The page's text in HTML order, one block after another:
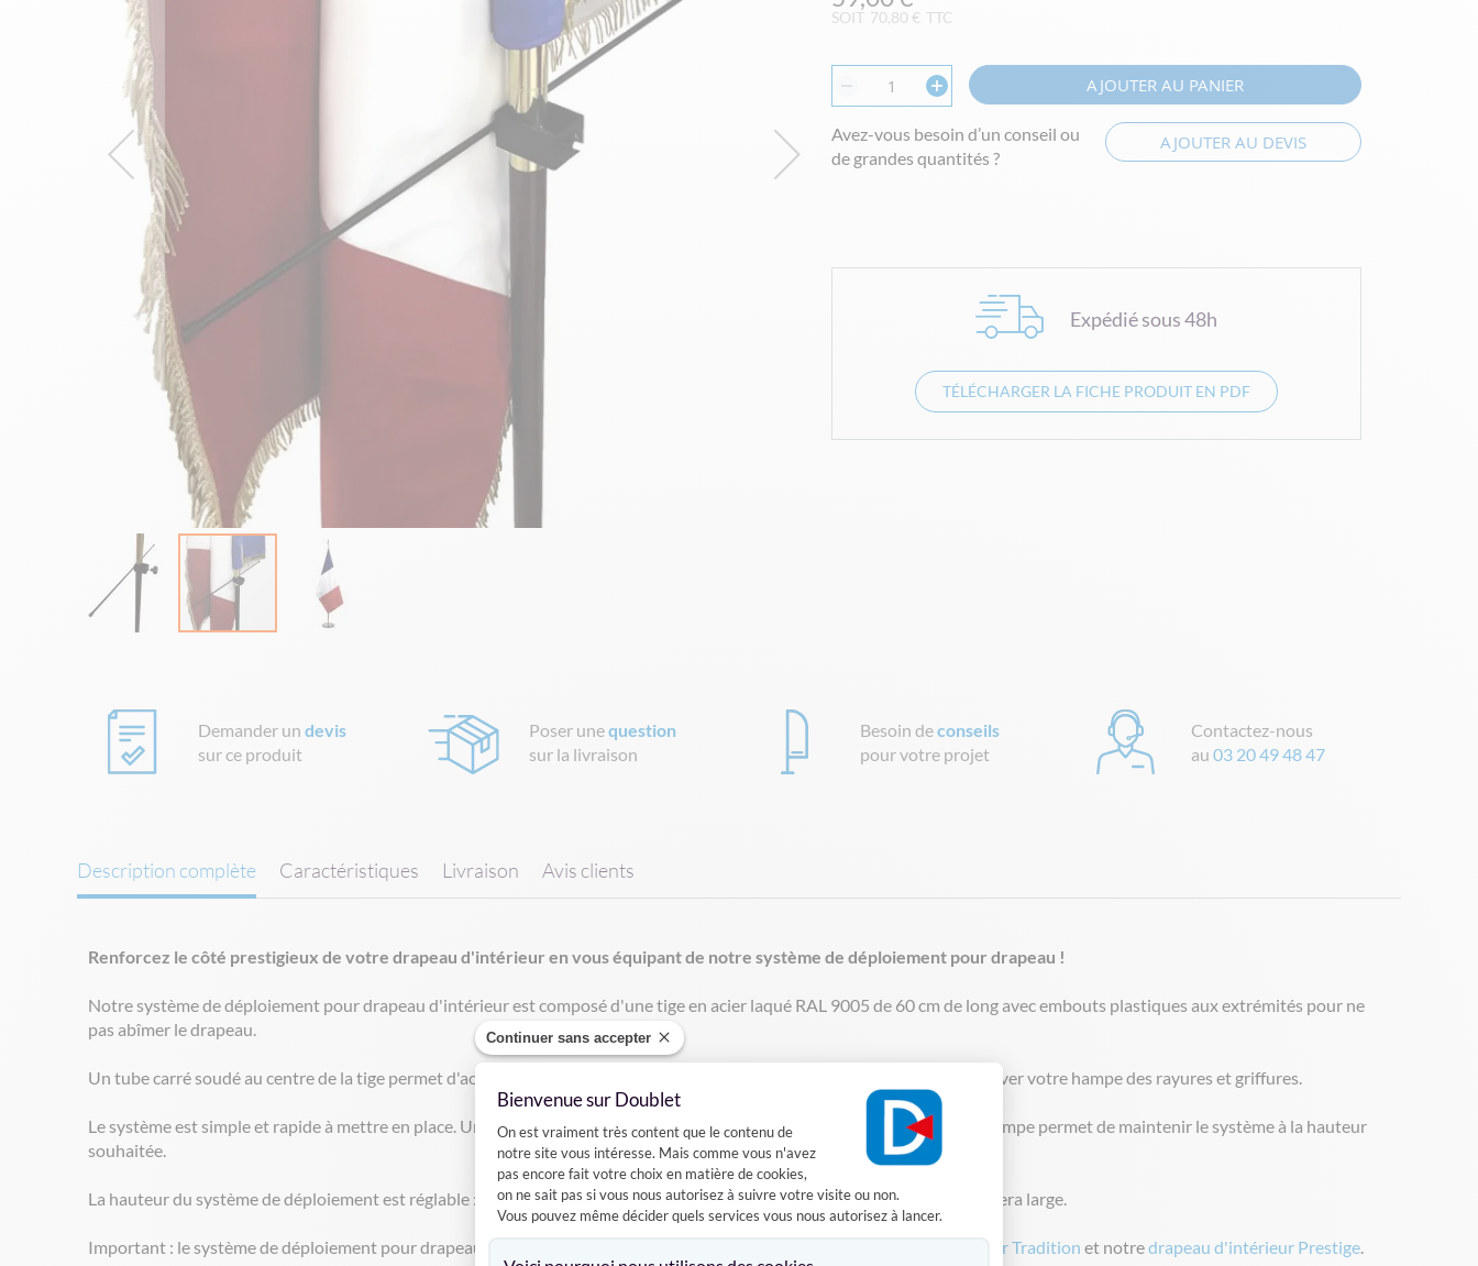
Continuer sans accepter
Bienvenue sur Doublet
Plateforme de Gestion du Consentement : Personnalisez vos Options
On est vraiment très content que le contenu de
notre site vous intéresse. Mais comme vous n'avez
pas encore fait votre choix en matière de cookies,
on ne sait pas si vous nous autorisez à suivre votre visite ou non.
Vous pouvez même décider quels services vous nous autorisez à lancer.
SOIT 70,80 € TTC
AJOUTER AU PANIER
Avez-vous besoin d’un conseil ou
de grandes quantités ?
AJOUTER AU DEVIS
Expédié sous 48h
TÉLÉCHARGER LA FICHE PRODUIT EN PDF
beginning
images
Demander undevis
sur ce produit
Poser unequestion
sur la livraison
Besoin deconseils
pour votre projet
Contactez-nous
au 03 20 49 48 47
Description complète
Renforcez le côté prestigieux de votre drapeau d'intérieur en vous équipant de notre système de déploiement pour drapeau !
Notre système de déploiement pour drapeau d'intérieur est composé d'une tige en acier laqué RAL 9005 de 60 cm de long avec embouts plastiques aux extrémités pour ne
pas abîmer le drapeau.
Un tube carré soudé au centre de la tige permet d'accueillir le drapeau et dispose d'un velcro doux à l'intérieur pour préserver votre hampe des rayures et griffures.
Le système est simple et rapide à mettre en place. Une vis de serrage avec embout protecteur pour ne pas poinçonner la hampe permet de maintenir le système à la hauteur
souhaitée.
La hauteur du système de déploiement est réglable : plus le système est positionné haut, plus le déploiement du drapeau sera large.
Important : le système de déploiement pour drapeau d'intérieur est compatible uniquement avec notre drapeau d'intérieur Tradition et notredrapeau d'intérieur Prestige.
Caractéristiques Livraison Avis clients